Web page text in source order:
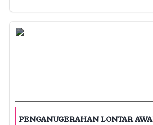
PENGANUGERAHAN LONTAR